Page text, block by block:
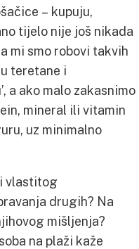
– kupuju,
tijelo nije još nikada
mi smo robovi takvih
teretane i
a ako malo zakasnimo
mineral ili vitamin
uz minimalno
vlastitog
drugih? Na
mišljenja?
na plaži kaže